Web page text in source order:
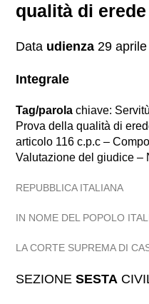
qualità di erede
Data udienza 29
Integrale
Tag/parola chiave:
Prova della qualità di
articolo 116 c.p.c –
Valutazione del giudice –
REPUBBLICA ITALIANA
IN NOME DEL POPOLO
LA CORTE SUPREMA DI
SEZIONESESTA